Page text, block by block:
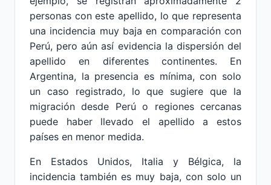
personas con este apellido, lo que representa
una incidencia muy baja en comparación con
Perú, pero aún así evidencia la dispersión del
apellido en diferentes continentes. En
Argentina, la presencia es mínima, con solo
un caso registrado, lo que sugiere que la
migración desde Perú o regiones cercanas
puede haber llevado el apellido a estos
países en menor medida.
En Estados Unidos, Italia y Bélgica, la
incidencia también es muy baja, con solo un